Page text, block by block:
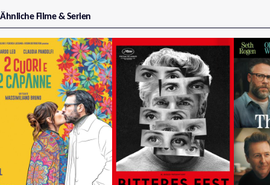
Ähnliche Filme & Serien